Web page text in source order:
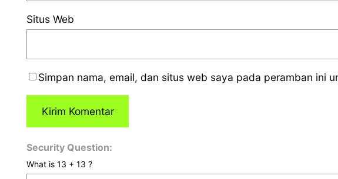
Situs Web
Simpan nama, email, dan situs web saya pada peramban ini
Security Question:
What is 13 + 13 ?